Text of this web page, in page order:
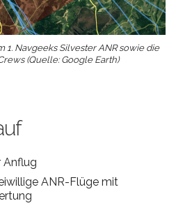
1. Navgeeks Silvester ANR sowie die
(Quelle: Google Earth)
Anflug
ANR-Flüge mit